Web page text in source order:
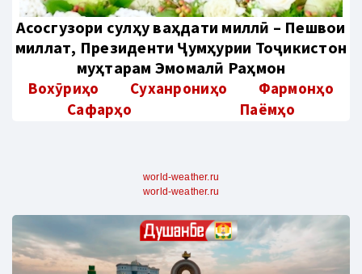
Aсосгузори сулҳу ваҳдати миллӣ – Пешвои
миллат, Президенти Ҷумҳурии Тоҷикистон
муҳтарам Эмомалӣ Раҳмон
Вохӯриҳо Суханрониҳо
Фармонҳо
Сафарҳо
Паёмҳо
world-weather.ru
world-weather.ru